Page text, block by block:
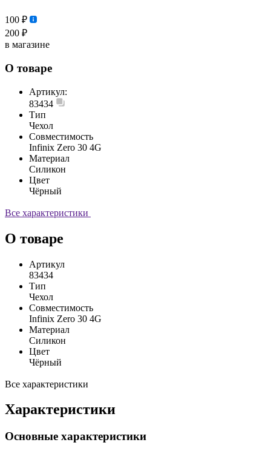
100 ₽
200 ₽
в магазине
О товаре
Артикул:
83434
Тип
Чехол
Совместимость
Infinix Zero 30 4G
Материал
Силикон
Цвет
Чёрный
Все характеристики
О товаре
Артикул
83434
Тип
Чехол
Совместимость
Infinix Zero 30 4G
Материал
Силикон
Цвет
Чёрный
Все характеристики
Характеристики
Основные характеристики